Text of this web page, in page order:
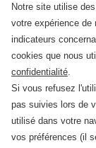
Notre site utilise
votre expérience de
indicateurs
cookies que nous
confidentialité
Si vous refusez
pas suivies lors de
utilisé dans votre
vos préférences (il